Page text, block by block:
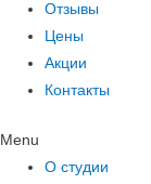
Отзывы
Цены
Акции
Контакты
Menu
О студии